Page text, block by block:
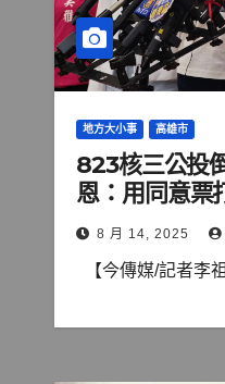
地方大小事 高雄市
823核三公投
恩：用同意票
8 月 14, 2025
【今傳媒/記者李